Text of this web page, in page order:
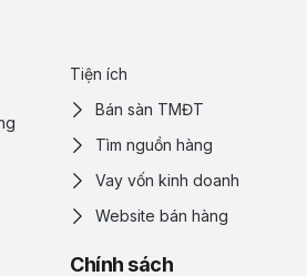
Tiện ích
Bán sàn TMĐT
Tìm nguồn hàng
Vay vốn kinh doanh
Website bán hàng
Chính sách